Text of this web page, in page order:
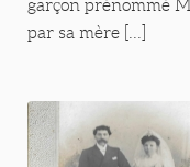
garçon prénommé
par sa mère [...]